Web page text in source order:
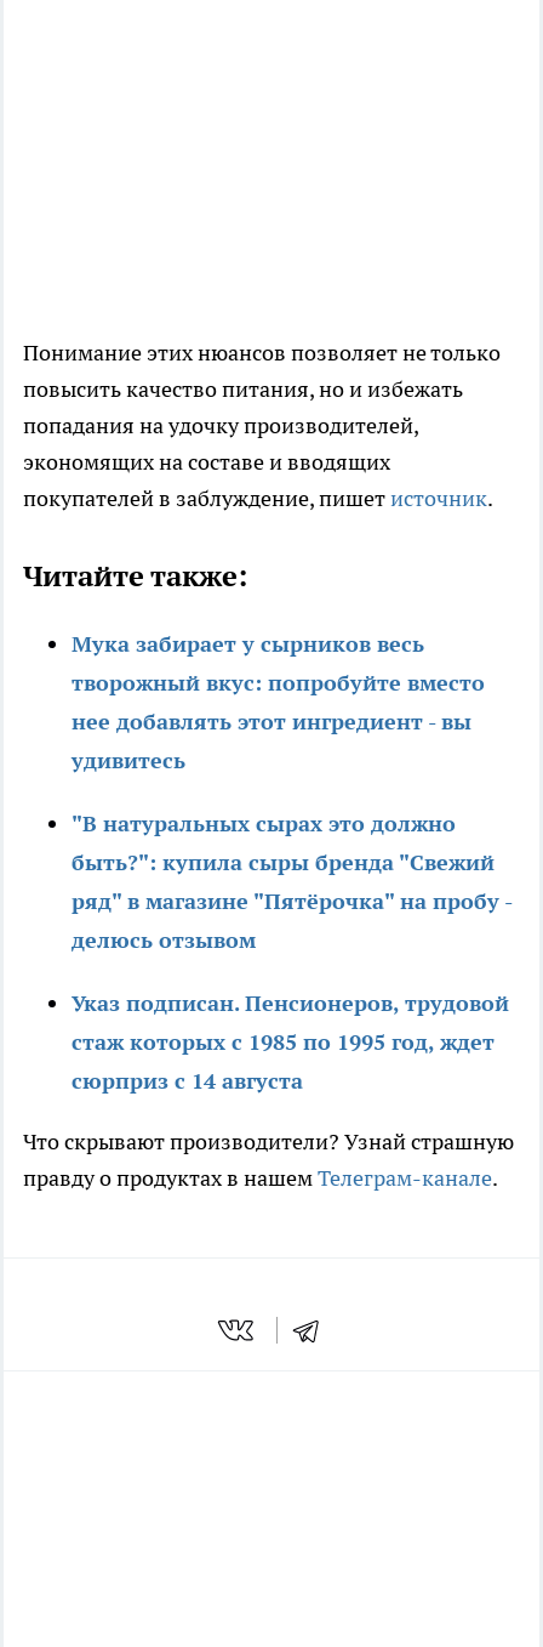
Понимание этих нюансов позволяет не только
повысить качество питания, но и избежать
попадания на удочку производителей,
экономящих на составе и вводящих
покупателей в заблуждение, пишетисточник.
Читайте также:
Мука забирает у сырников весь
творожный вкус: попробуйте вместо
нее добавлять этот ингредиент - вы
удивитесь
"В натуральных сырах это должно
быть?": купила сыры бренда "Свежий
ряд" в магазине "Пятёрочка" на пробу -
делюсь отзывом
Указ подписан. Пенсионеров, трудовой
стаж которых с 1985 по 1995 год, ждет
сюрприз с 14 августа
Что скрывают производители? Узнай страшную
правду о продуктах в нашемТелеграм-канале.